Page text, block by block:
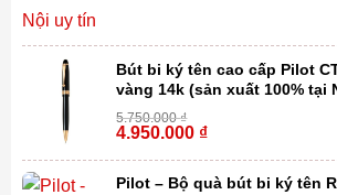
Bút bi ký tên cao cấp Pilot
vàng 14k (sản xuất 100% tại
5.750.000₫
4.950.000 ₫
Pilot – Bộ quà bút bi ký tên